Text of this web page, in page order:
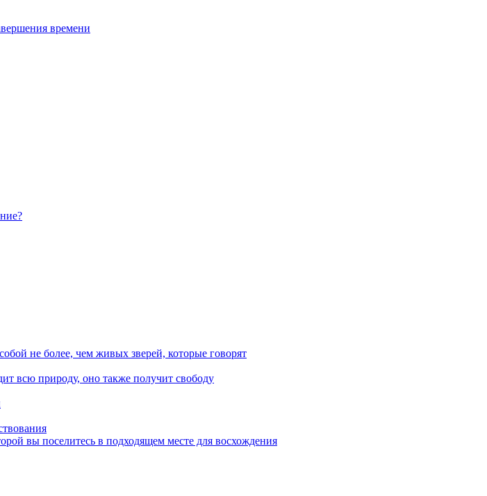
времени
не более, чем живых зверей, которые говорят
всю природу, оно также получит свободу
вы поселитесь в подходящем месте для восхождения